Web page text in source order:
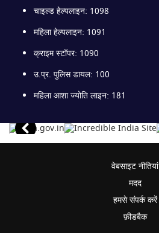
चाइल्ड हेल्पलाइन: 1098
महिला हेल्पलाइन: 1091
क्राइम स्टॉपर: 1090
उ.प्र. पुलिस डायल: 100
महिला आशा ज्योति लाइन: 181
वेबसाइट नीतियां
मदद
हमसे संपर्क करें
फ़ीडबैक